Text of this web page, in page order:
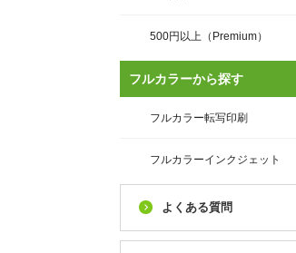
500円以上（Premium）
フルカラーから探す
フルカラー転写印刷
フルカラーインクジェット
よくある質問